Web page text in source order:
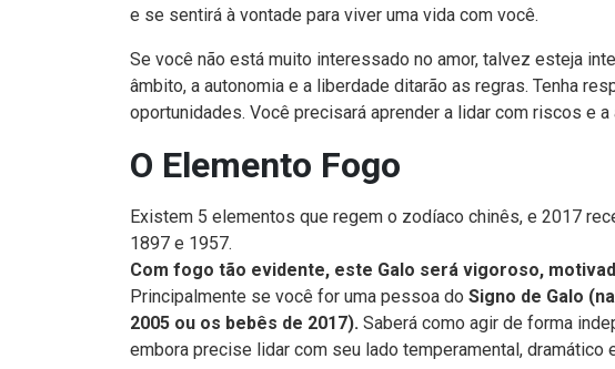
e se sentirá à vontade para viver uma vida com você.
Se você não está muito interessado no amor, talvez esteja
âmbito, a autonomia e a liberdade ditarão as regras. Tenha
oportunidades. Você precisará aprender a lidar com riscos e
O Elemento Fogo
Existem 5 elementos que regem o zodíaco chinês, e 2017
1897 e 1957.
Com fogo tão evidente, este Galo será vigoroso,
Principalmente se você for uma pessoa do Signo de Galo
2005 ou os bebês de 2017). Saberá como agir de forma
embora precise lidar com seu lado temperamental, dramático